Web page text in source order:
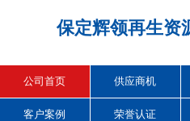
保定辉领再生资
公司首页 供应商机
客户案例 荣誉认证